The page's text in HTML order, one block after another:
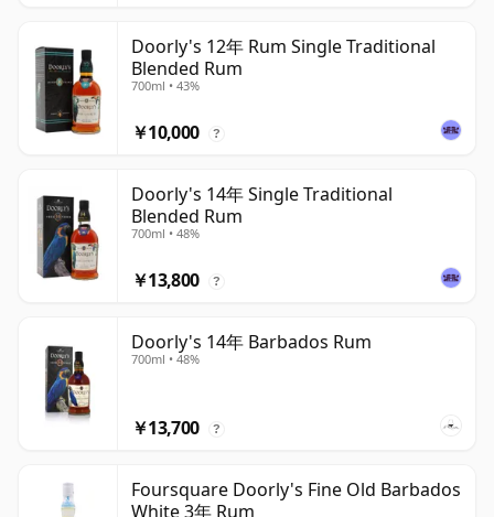
Doorly's 12年 Rum Single Traditional
Blended Rum
700ml • 43%
￥10,000 ?
Doorly's 14年 Single Traditional
Blended Rum
700ml • 48%
￥13,800 ?
Doorly's 14年 Barbados Rum
700ml • 48%
￥13,700 ?
Foursquare Doorly's Fine Old Barbados
White 3年 Rum